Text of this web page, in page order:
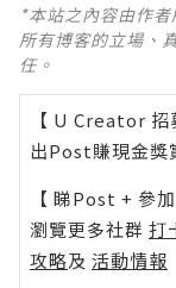
*本站之內容由作
所有博客的立場、
任。
【 U Creator 招
出Post賺現金獎
【 睇Post + 參
瀏覽更多社群 打
攻略及 活動情報